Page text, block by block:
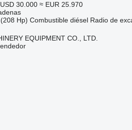
USD 30.000 ≈ EUR 25.970
Hp) Combustible diésel Radio de
EQUIPMENT CO., LTD.